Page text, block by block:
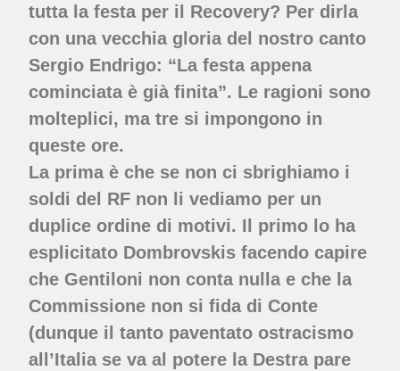
tutta la festa per il Recovery? Per dirla
con una vecchia gloria del nostro canto
Sergio Endrigo: “La festa appena
cominciata è già finita”. Le ragioni sono
molteplici, ma tre si impongono in
queste ore.
La prima è che se non ci sbrighiamo i
soldi del RF non li vediamo per un
duplice ordine di motivi. Il primo lo ha
esplicitato Dombrovskis facendo capire
che Gentiloni non conta nulla e che la
Commissione non si fida di Conte
(dunque il tanto paventato ostracismo
all’Italia se va al potere la Destra pare